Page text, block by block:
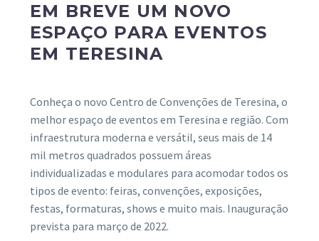
EM BREVE UM NOVO
ESPAÇO PARA EVENTOS
EM TERESINA
Conheça o novo Centro de Convenções de Teresina, o
melhor espaço de eventos em Teresina e região. Com
infraestrutura moderna e versátil, seus mais de 14
mil metros quadrados possuem áreas
individualizadas e modulares para acomodar todos os
tipos de evento: feiras, convenções, exposições,
festas, formaturas, shows e muito mais. Inauguração
prevista para março de 2022.